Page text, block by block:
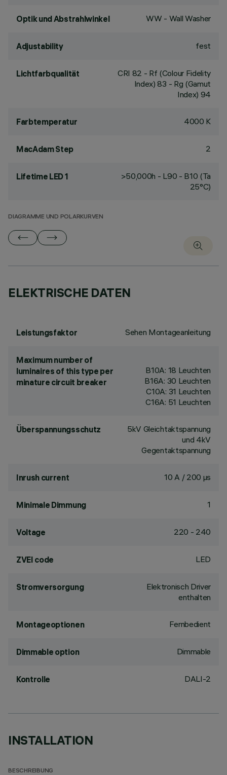
Optik und Abstrahlwinkel WW - Wall Washer
Adjustability fest
Lichtfarbqualität CRI 82 - Rf (Colour Fidelity
Index) 83 - Rg (Gamut
Index) 94
Farbtemperatur 4000 K
MacAdam Step 2
Lifetime LED 1
>50,000h - L90 - B10 (Ta
25°C)
DIAGRAMME UND POLARKURVEN
ELEKTRISCHE DATEN
Leistungsfaktor Sehen Montageanleitung
Maximum number of
luminaires of this type per
minature circuit breaker
B10A: 18 Leuchten
B16A: 30 Leuchten
C10A: 31 Leuchten
C16A: 51 Leuchten
Überspannungsschutz
5kV Gleichtaktspannung
und 4kV
Gegentaktspannung
Inrush current 10 A / 200 µs
Minimale Dimmung 1
Voltage 220 - 240
ZVEI code LED
Stromversorgung
Elektronisch Driver
enthalten
Montageoptionen Fernbedient
Dimmable option Dimmable
Kontrolle DALI-2
INSTALLATION
BESCHREIBUNG